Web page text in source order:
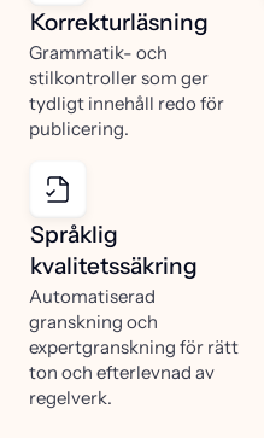
Korrekturläsning
Grammatik- och
stilkontroller som ger
tydligt innehåll redo för
publicering.
Språklig
kvalitetssäkring
Automatiserad
granskning och
expertgranskning för rätt
ton och efterlevnad av
regelverk.